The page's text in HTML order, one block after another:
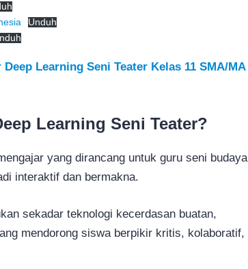
Unduh
Learning Seni Teater Kelas 11 SMA/MA
Learning Seni Teater?
yang dirancang untuk guru seni budaya
interaktif dan bermakna.
sekadar teknologi kecerdasan buatan,
mendorong siswa berpikir kritis, kolaboratif,